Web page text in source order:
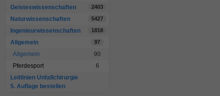
Geisteswissenschaften 2403
Naturwissenschaften 5427
Ingenieurwissenschaften 1818
Allgemein 97
Allgemein
90
Pferdesport
6
Leitlinien Unfallchirurgie
5. Auflage bestellen